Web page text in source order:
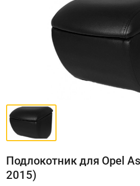
Подлокотник для Opel
2015)